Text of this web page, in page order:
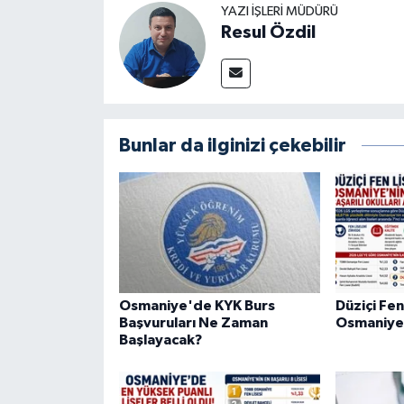
YAZI İŞLERI MÜDÜRÜ
Resul Özdil
Bunlar da ilginizi çekebilir
Osmaniye'de KYK Burs
Başvuruları Ne Zaman
Başlayacak?
Düziçi